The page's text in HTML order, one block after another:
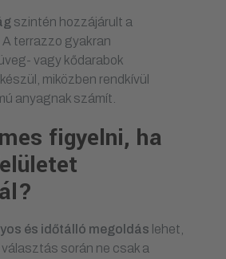
szintén hozzájárult a
terrazzo gyakran
vagy kődarabok
miközben rendkívül
anyagnak számít.
figyelni, ha
és időtálló megoldás lehet,
során ne csak a